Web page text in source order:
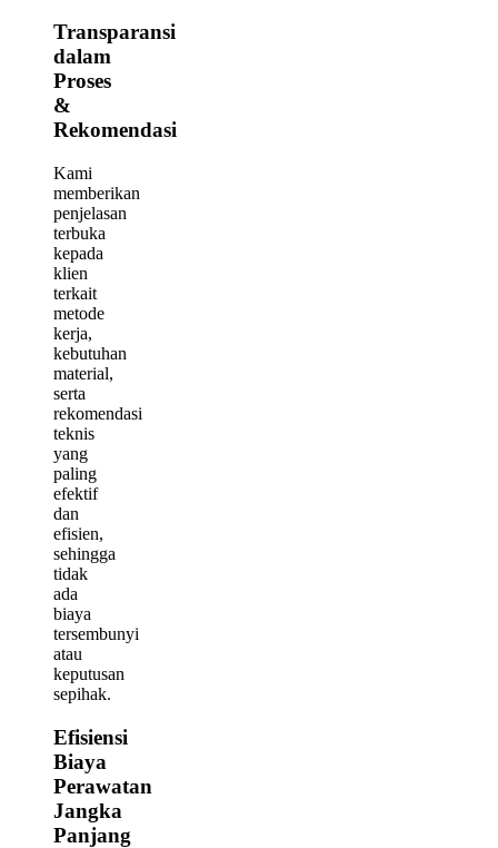
Transparansi
dalam
Proses
&
Rekomendasi
Kami
memberikan
penjelasan
terbuka
kepada
klien
terkait
metode
kerja,
kebutuhan
material,
serta
rekomendasi
teknis
yang
paling
efektif
dan
efisien,
sehingga
tidak
ada
biaya
tersembunyi
atau
keputusan
sepihak.
Efisiensi
Biaya
Perawatan
Jangka
Panjang